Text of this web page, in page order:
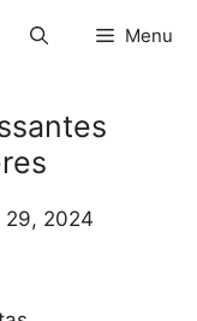
Menu
29, 2024